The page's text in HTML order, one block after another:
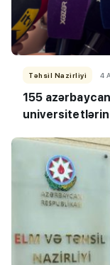
Təhsil Nazirliyi 4
155